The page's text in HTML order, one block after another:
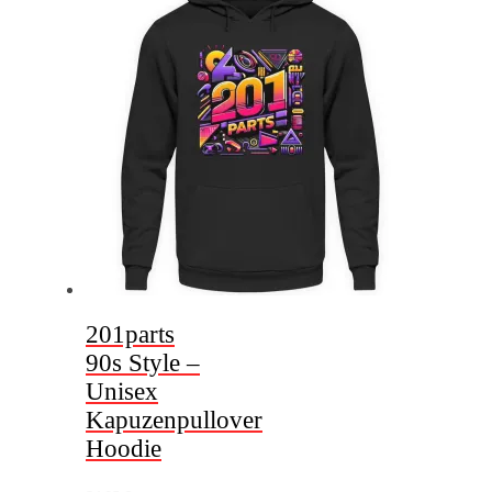
auf.
Die
Optionen
können
Produktseite
gewählt
werden
201parts
90s Style –
Unisex
Kapuzenpullover
Hoodie